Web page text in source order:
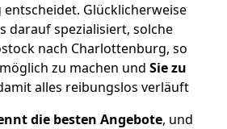
Glücklicherweise
darauf spezialisiert, solche
nach Charlottenburg, so
zu machen und Sie zu
alles reibungslos verläuft
die besten Angebote, und